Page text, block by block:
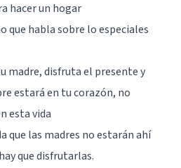
hacer un hogar
que habla sobre lo especiales
madre, disfruta el presente y
estará en tu corazón, no
esta vida
que las madres no estarán ahí
que disfrutarlas.